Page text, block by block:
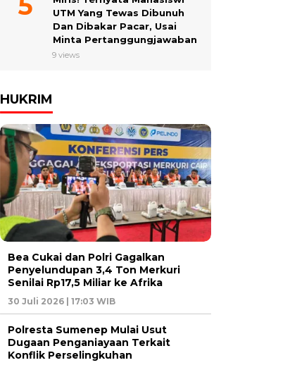
UTM Yang Tewas Dibunuh
Dan Dibakar Pacar, Usai
Minta Pertanggungjawaban
9 views
HUKRIM
Bea Cukai dan Polri Gagalkan
Penyelundupan 3,4 Ton Merkuri
Senilai Rp17,5 Miliar ke Afrika
30 Juli 2026 | 17:03 WIB
Polresta Sumenep Mulai Usut
Dugaan Penganiayaan Terkait
Konflik Perselingkuhan